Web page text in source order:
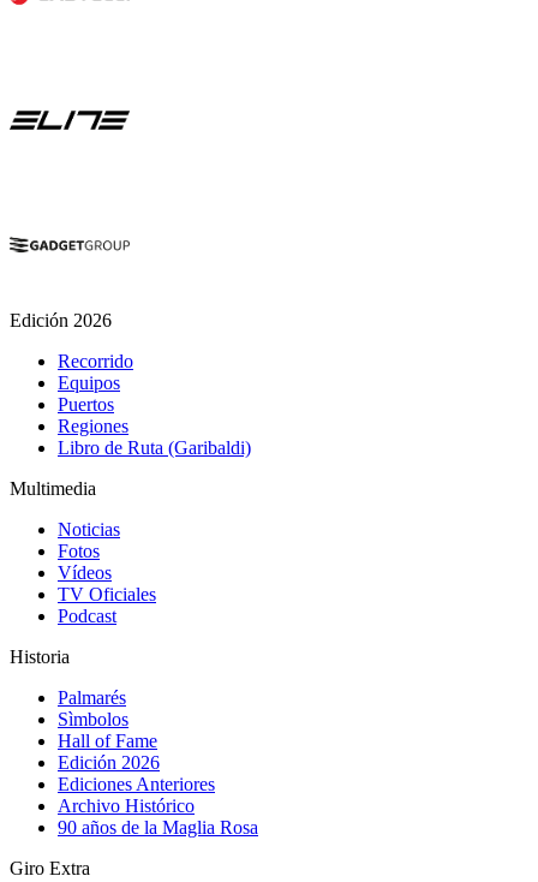
Edición 2026
Recorrido
Equipos
Puertos
Regiones
Libro de Ruta (Garibaldi)
Multimedia
Noticias
Fotos
Vídeos
TV Oficiales
Podcast
Historia
Palmarés
Sìmbolos
Hall of Fame
Edición 2026
Ediciones Anteriores
Archivo Histórico
90 años de la Maglia Rosa
Giro Extra